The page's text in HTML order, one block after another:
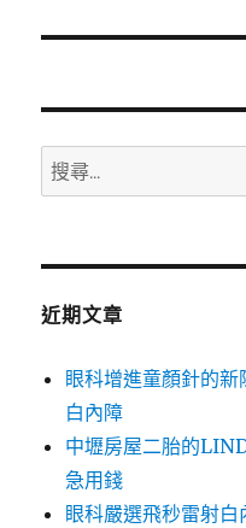
文
搜
尋
鍵
近期文章
眼科增進童顏針的
白內障
中壢房屋二胎的
急用錢
眼科嚴選飛秒雷射